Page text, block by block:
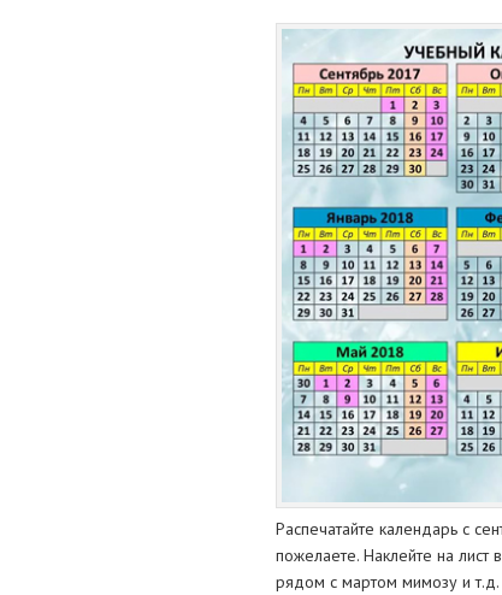
Распечатайте календарь с
пожелаете. Наклейте на лист
рядом с мартом мимозу и т.д.